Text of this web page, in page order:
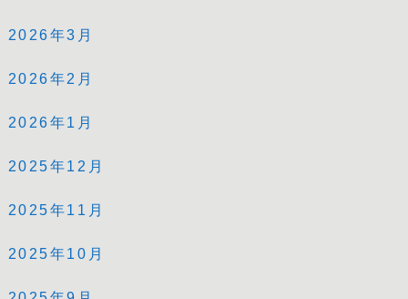
2026年3月
2026年2月
2026年1月
2025年12月
2025年11月
2025年10月